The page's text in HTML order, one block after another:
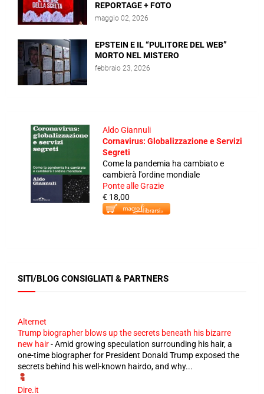
REPORTAGE + FOTO
maggio 02, 2026
EPSTEIN E IL “PULITORE DEL WEB”
MORTO NEL MISTERO
febbraio 23, 2026
Aldo Giannuli
Cornavirus: Globalizzazione e Servizi
Segreti
Come la pandemia ha cambiato e
cambierà l'ordine mondiale
Ponte alle Grazie
€ 18,00
SITI/BLOG CONSIGLIATI & PARTNERS
Alternet
Trump biographer blows up the secrets beneath his bizarre
new hair-Amid growing speculation surrounding his hair, a
one-time biographer for President Donald Trump exposed the
secrets behind his well-known hairdo, and why...
Dire.it